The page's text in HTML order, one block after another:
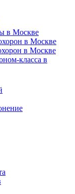
в Москве
в Москве
в Москве
класса в